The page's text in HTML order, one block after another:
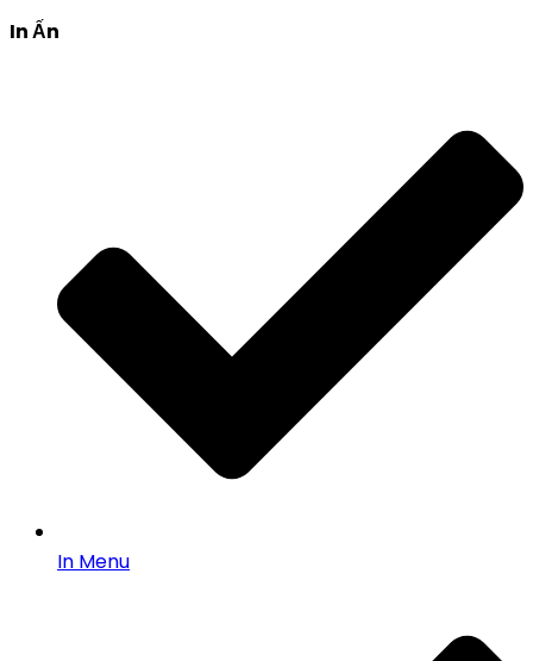
In Ấn
In Menu